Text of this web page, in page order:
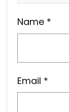
Name *
Email *